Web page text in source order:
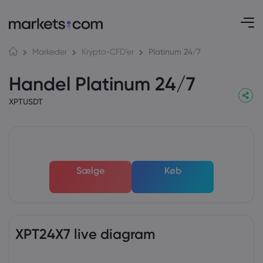
Markeder Krypto-CFD'er Platinum 24/7
Handel Platinum 24/7
XPTUSDT
Sælge Køb
XPT24X7 live diagram